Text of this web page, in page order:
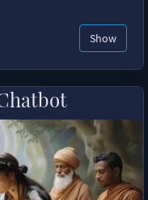
Show